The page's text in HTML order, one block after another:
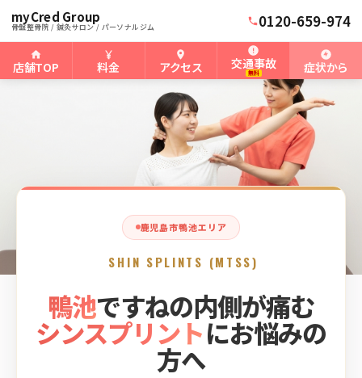
myCred Group
骨盤整骨院 / 鍼灸サロン / パーソナルジム 0120-659-974
店舗TOP 料金 アクセス 交通事故
無料 症状から
ホーム › 鴨池骨盤整骨院 鹿児島市鴨池のシンスプリント
鹿児島市鴨池エリア
SHIN SPLINTS (MTSS)
鴨池ですねの内側が痛む
シンスプリントにお悩みの
方へ